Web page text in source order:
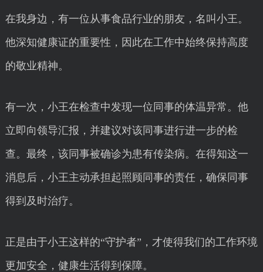
在我身边，有一位从事食品行业的朋友，名叫小王。
他深知健康证的重要性，因此在工作中始终保持高度
的敬业精神。
有一次，小王在检查中发现一位同事的体温异常。他
立即向领导汇报，并建议对该同事进行进一步的检
查。最终，该同事被确诊为患有传染病。在得知这一
消息后，小王主动承担起照顾同事的责任，确保同事
得到及时治疗。
正是由于小王这样的“守护者”，才使得我们的工作环境
更加安全，健康生活得到保障。